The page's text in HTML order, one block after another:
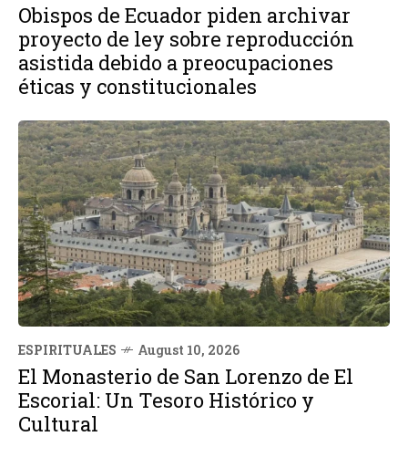
Obispos de Ecuador piden archivar
proyecto de ley sobre reproducción
asistida debido a preocupaciones
éticas y constitucionales
ESPIRITUALES August 10, 2026
El Monasterio de San Lorenzo de El
Escorial: Un Tesoro Histórico y
Cultural